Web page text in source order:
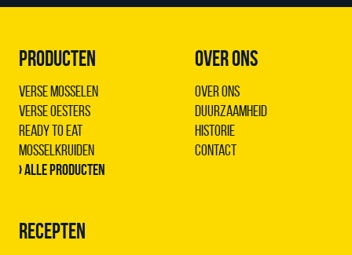
PRODUCTEN
Verse Mosselen
Verse Oesters
Ready to Eat
Mosselkruiden
› Alle producten
RECEPTEN
OVER ONS
Over ons
Duurzaamheid
Historie
Contact